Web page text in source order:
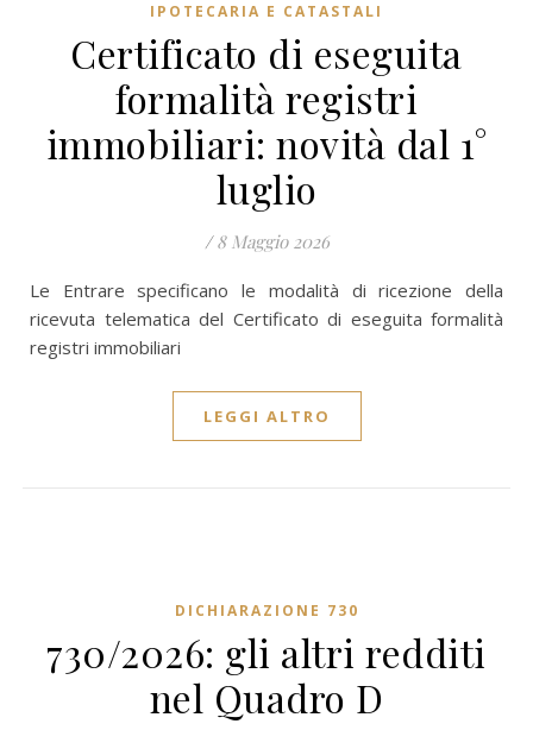
IPOTECARIA E CATASTALI
Certificato di eseguita
formalità registri
immobiliari: novità dal 1°
luglio
/ 8 Maggio 2026
Le Entrare specificano le modalità di ricezione della
ricevuta telematica del Certificato di eseguita formalità
registri immobiliari
LEGGI ALTRO
DICHIARAZIONE 730
730/2026: gli altri redditi
nel Quadro D